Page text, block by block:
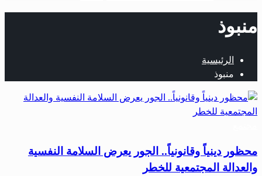
منبوذ
الرئيسية
منبوذ
محظور دينياً وقانونياً.. الجور يعرض السلامة النفسية
والعدالة المجتمعية للخطر